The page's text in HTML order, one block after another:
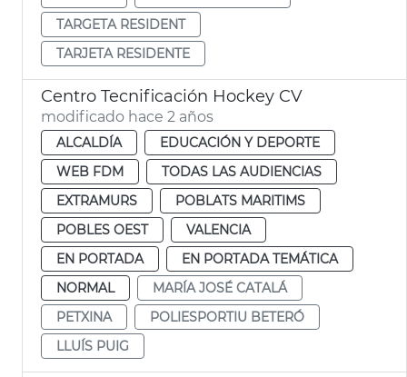
TARGETA RESIDENT
TARJETA RESIDENTE
Centro Tecnificación Hockey CV
modificado hace 2 años
ALCALDÍA
EDUCACIÓN Y DEPORTE
WEB FDM
TODAS LAS AUDIENCIAS
EXTRAMURS
POBLATS MARITIMS
POBLES OEST
VALENCIA
EN PORTADA
EN PORTADA TEMÁTICA
NORMAL
MARÍA JOSÉ CATALÁ
PETXINA
POLIESPORTIU BETERÓ
LLUÍS PUIG